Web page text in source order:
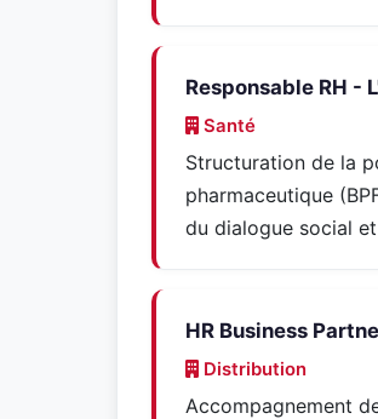
Responsable RH -
Santé
Structuration de la
pharmaceutique
du dialogue social
HR Business
Distribution
Accompagnement